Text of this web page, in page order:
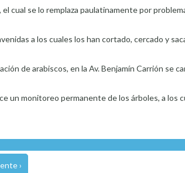
cual se lo remplaza paulatinamente por
a los cuales los han cortado, cercado y
de arabiscos, en la Av. Benjamín Carrión se
un monitoreo permanente de los árboles, a los
›